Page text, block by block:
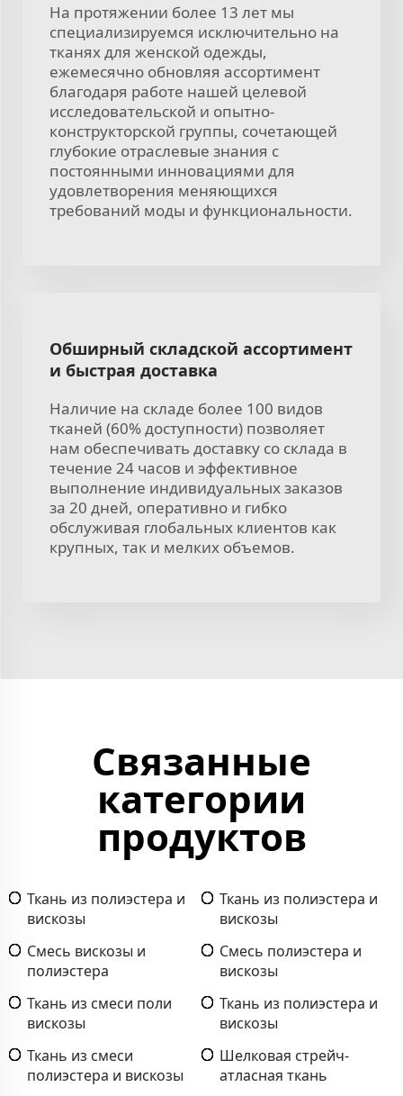
На протяжении более 13 лет мы
специализируемся исключительно на
тканях для женской одежды,
ежемесячно обновляя ассортимент
благодаря работе нашей целевой
исследовательской и опытно-
конструкторской группы, сочетающей
глубокие отраслевые знания с
постоянными инновациями для
удовлетворения меняющихся
требований моды и функциональности.
Обширный складской ассортимент
и быстрая доставка
Наличие на складе более 100 видов
тканей (60% доступности) позволяет
нам обеспечивать доставку со склада в
течение 24 часов и эффективное
выполнение индивидуальных заказов
за 20 дней, оперативно и гибко
обслуживая глобальных клиентов как
крупных, так и мелких объемов.
Связанные
категории
продуктов
Ткань из полиэстера и
вискозы
Ткань из полиэстера и
вискозы
Смесь вискозы и
полиэстера
Смесь полиэстера и
вискозы
Ткань из смеси поли
вискозы
Ткань из полиэстера и
вискозы
Ткань из смеси
полиэстера и вискозы
Шелковая стрейч-
атласная ткань